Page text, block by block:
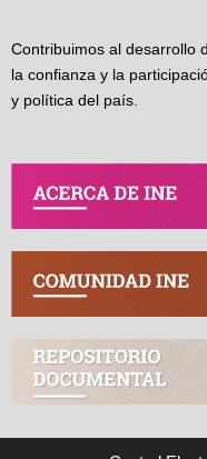
Contribuimos al desarrollo
la confianza y la
y política del país.